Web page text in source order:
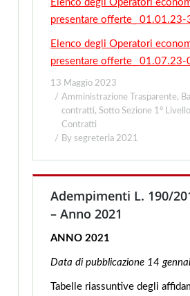
Elenco degli Operatori
presentare offerte_ 01.01.23-
Elenco degli Operatori
presentare offerte_
13 Maggio 2023
Amministrazione Trasparente,
contratti, Sotto Sezione 1°
Contratti
By segreteria 2021
Adempimenti L. 190/
– Anno 2021
ANNO 2021
Data di pubblicazione 14
Tabelle riassuntive degli